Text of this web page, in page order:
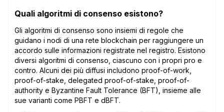
Quali algoritmi di consenso esistono?
Gli algoritmi di consenso sono insiemi di regole che
guidano i nodi di una rete blockchain per raggiungere un
accordo sulle informazioni registrate nel registro. Esistono
diversi algoritmi di consenso, ciascuno con i propri pro e
contro. Alcuni dei più diffusi includono proof-of-work,
proof-of-stake, delegated proof-of-stake, proof-of-
authority e Byzantine Fault Tolerance (BFT), insieme alle
sue varianti come PBFT e dBFT.